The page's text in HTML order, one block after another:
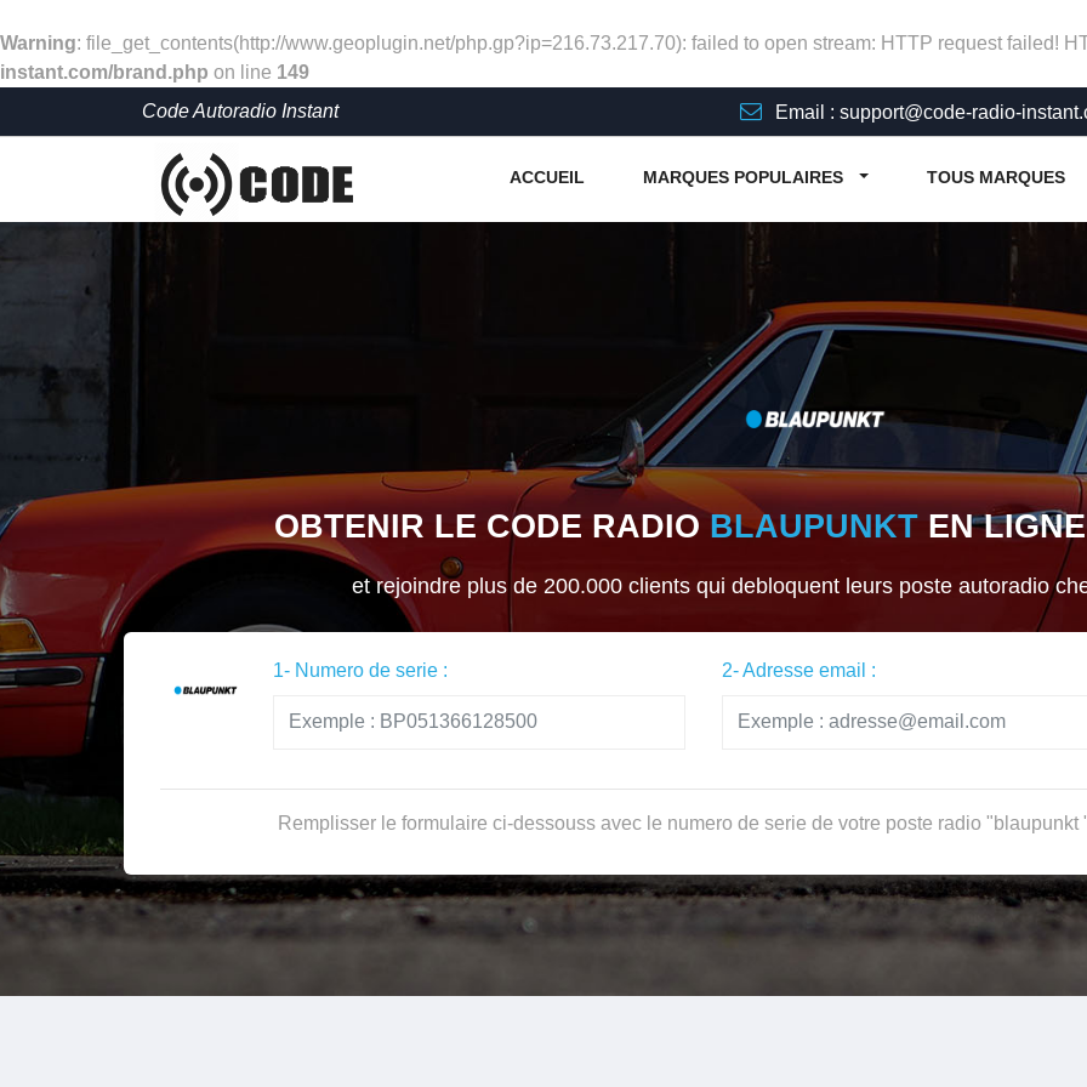
Warning: file_get_contents(http://www.geoplugin.net/php.gp?ip=216.73.217.70): failed to open stream: HTTP request failed!
instant.com/brand.php on line 149
Code Autoradio Instant
Email : support@code-radio-
ACCUEIL MARQUES POPULAIRES TOUS MARQUES
OBTENIR LE CODE RADIO BLAUPUNKT EN
et rejoindre plus de 200.000 clients qui debloquent leurs poste autoradio
1- Numero de serie : 2- Adresse email :
Remplisser le formulaire ci-dessouss avec le numero de serie de votre poste radio